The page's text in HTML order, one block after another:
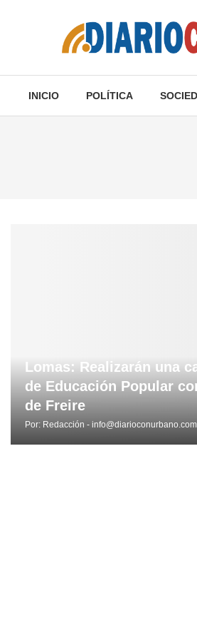
INICIO POLÍTICA
Lomas: Realizarán una
de Educación Popular
de Freire
Por: Redacción -